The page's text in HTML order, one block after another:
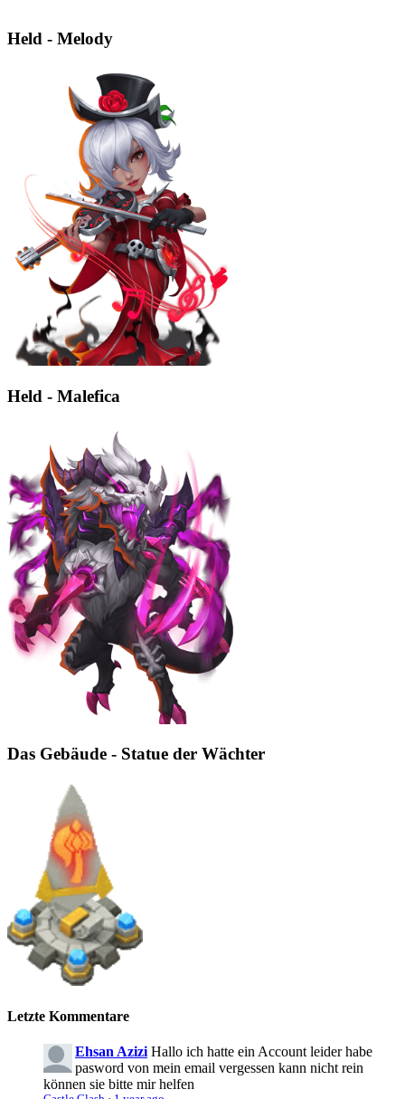
Held - Melody
Held - Malefica
Das Gebäude - Statue der Wächter
Letzte Kommentare
Ehsan Azizi Hallo ich hatte ein Account leider habe
pasword von mein email vergessen kann nicht rein
können sie bitte mir helfen